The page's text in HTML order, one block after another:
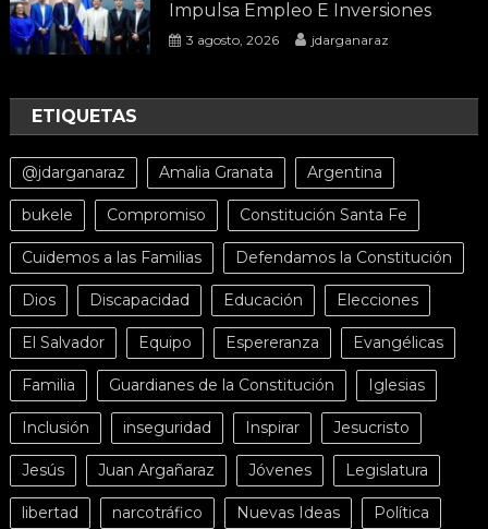
Impulsa Empleo E Inversiones
3 agosto, 2026 jdarganaraz
ETIQUETAS
@jdarganaraz Amalia Granata Argentina
bukele Compromiso Constitución Santa Fe
Cuidemos a las Familias Defendamos la Constitución
Dios Discapacidad Educación Elecciones
El Salvador Equipo Espereranza Evangélicas
Familia Guardianes de la Constitución Iglesias
Inclusión inseguridad Inspirar Jesucristo
Jesús Juan Argañaraz Jóvenes Legislatura
libertad narcotráfico Nuevas Ideas Política